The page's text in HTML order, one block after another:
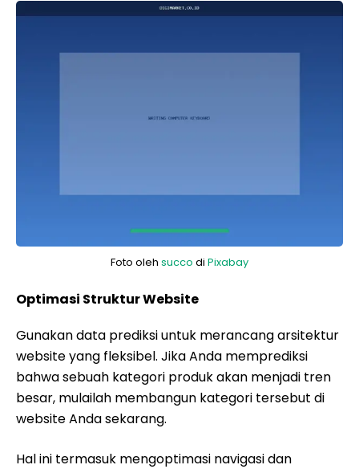
Foto oleh succo di Pixabay
Optimasi Struktur Website
Gunakan data prediksi untuk merancang arsitektur
website yang fleksibel. Jika Anda memprediksi
bahwa sebuah kategori produk akan menjadi tren
besar, mulailah membangun kategori tersebut di
website Anda sekarang.
Hal ini termasuk mengoptimasi navigasi dan